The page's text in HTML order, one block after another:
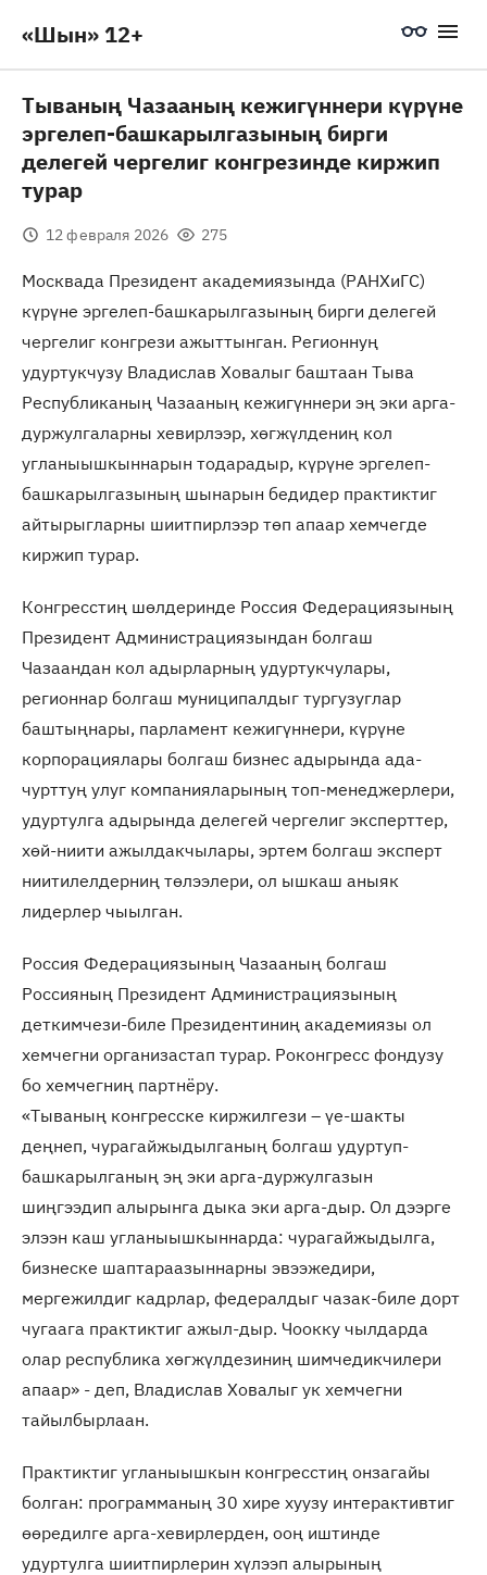
«Шын» 12+
Тываның Чазааның кежигүннери күрүне
эргелеп-башкарылгазының бирги
делегей чергелиг конгрезинде киржип
турар
12 февраля 2026 275
Москвада Президент академиязында (РАНХиГС)
күрүне эргелеп-башкарылгазының бирги делегей
чергелиг конгрези ажыттынган. Регионнуң
удуртукчузу Владислав Ховалыг баштаан Тыва
Республиканың Чазааның кежигүннери эң эки арга-
дуржулгаларны хевирлээр, хөгжүлдениң кол
угланыышкыннарын тодарадыр, күрүне эргелеп-
башкарылгазының шынарын бедидер практиктиг
айтырыгларны шиитпирлээр төп апаар хемчегде
киржип турар.
Конгресстиң шөлдеринде Россия Федерациязының
Президент Администрациязындан болгаш
Чазаандан кол адырларның удуртукчулары,
регионнар болгаш муниципалдыг тургузуглар
баштыңнары, парламент кежигүннери, күрүне
корпорациялары болгаш бизнес адырында ада-
чурттуң улуг компанияларының топ-менеджерлери,
удуртулга адырында делегей чергелиг эксперттер,
хөй-ниити ажылдакчылары, эртем болгаш эксперт
ниитилелдерниң төлээлери, ол ышкаш аныяк
лидерлер чыылган.
Россия Федерациязының Чазааның болгаш
Россияның Президент Администрациязының
деткимчези-биле Президентиниң академиязы ол
хемчегни организастап турар. Роконгресс фондузу
бо хемчегниң партнёру.
«Тываның конгресске киржилгези – үе-шакты
деңнеп, чурагайжыдылганың болгаш удуртуп-
башкарылганың эң эки арга-дуржулгазын
шиңгээдип алырынга дыка эки арга-дыр. Ол дээрге
элээн каш угланыышкыннарда: чурагайжыдылга,
бизнеске шаптараазыннарны эвээжедири,
мергежилдиг кадрлар, федералдыг чазак-биле дорт
чугаага практиктиг ажыл-дыр. Чоокку чылдарда
олар республика хөгжүлдезиниң шимчедикчилери
апаар» - деп, Владислав Ховалыг ук хемчегни
тайылбырлаан.
Практиктиг угланыышкын конгресстиң онзагайы
болган: программаның 30 хире хуузу интерактивтиг
өөредилге арга-хевирлерден, ооң иштинде
удуртулга шиитпирлерин хүлээп алырының